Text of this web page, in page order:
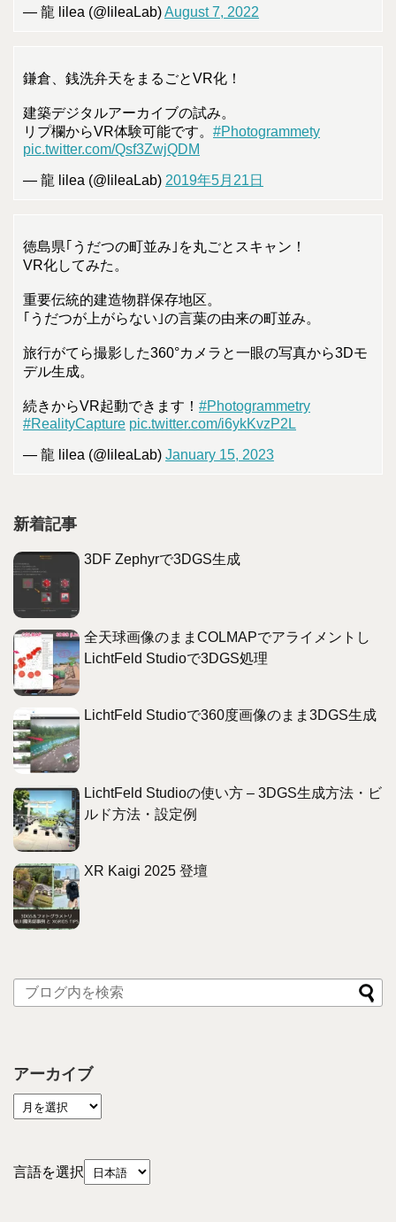
— 龍 lilea (@lileaLab)August 7, 2022
鎌倉、銭洗弁天をまるごとVR化！
建築デジタルアーカイブの試み。
リプ欄からVR体験可能です。 #Photogrammety
pic.twitter.com/Qsf3ZwjQDM
— 龍 lilea (@lileaLab) 2019年5月21日
徳島県｢うだつの町並み｣を丸ごとスキャン！
VR化してみた。
重要伝統的建造物群保存地区。
｢うだつが上がらない｣の言葉の由来の町並み。
旅行がてら撮影した360°カメラと一眼の写真から3Dモ
デル生成。
続きからVR起動できます！ #Photogrammetry
#RealityCapture pic.twitter.com/i6ykKvzP2L
— 龍 lilea (@lileaLab) January 15, 2023
新着記事
3DF Zephyrで3DGS生成
全天球画像のままCOLMAPでアライメントし
LichtFeld Studioで3DGS処理
LichtFeld Studioで360度画像のまま3DGS生成
LichtFeld Studioの使い方 – 3DGS生成方法・ビ
ルド方法・設定例
XR Kaigi 2025 登壇
アーカイブ
言語を選択